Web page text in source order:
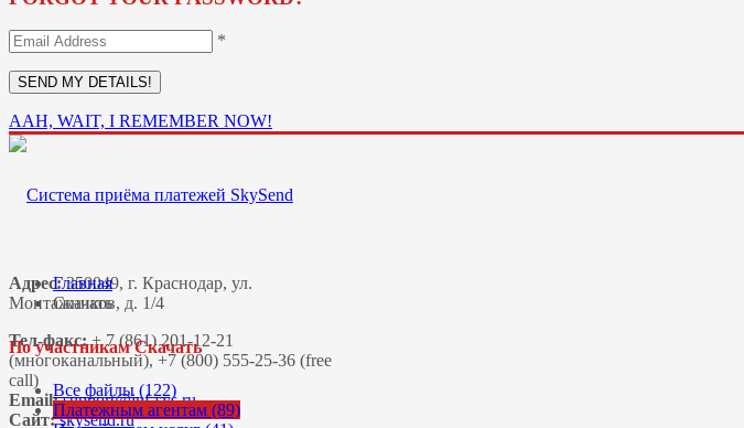
*
AAH, WAIT, I REMEMBER NOW!
Адрес:350049, г. Краснодар, ул.
Монтажников, д. 1/4
Тел-факс:+ 7 (861) 201-12-21
(многоканальный), +7 (800) 555-25-36 (free
call)
Email:
Сайт: skysend.ru
Главная
Скачать
По участникам Скачать
Все файлы (122)
Платежным агентам (89)